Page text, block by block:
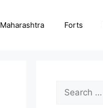
Maharashtra Forts
Search
for: